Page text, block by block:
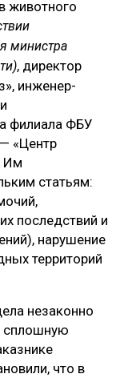
животного
министра
, директор
инженер-
филиала ФБУ
«Центр
Им
статьям:
последствий и
нарушение
территорий
незаконно
сплошную
что в